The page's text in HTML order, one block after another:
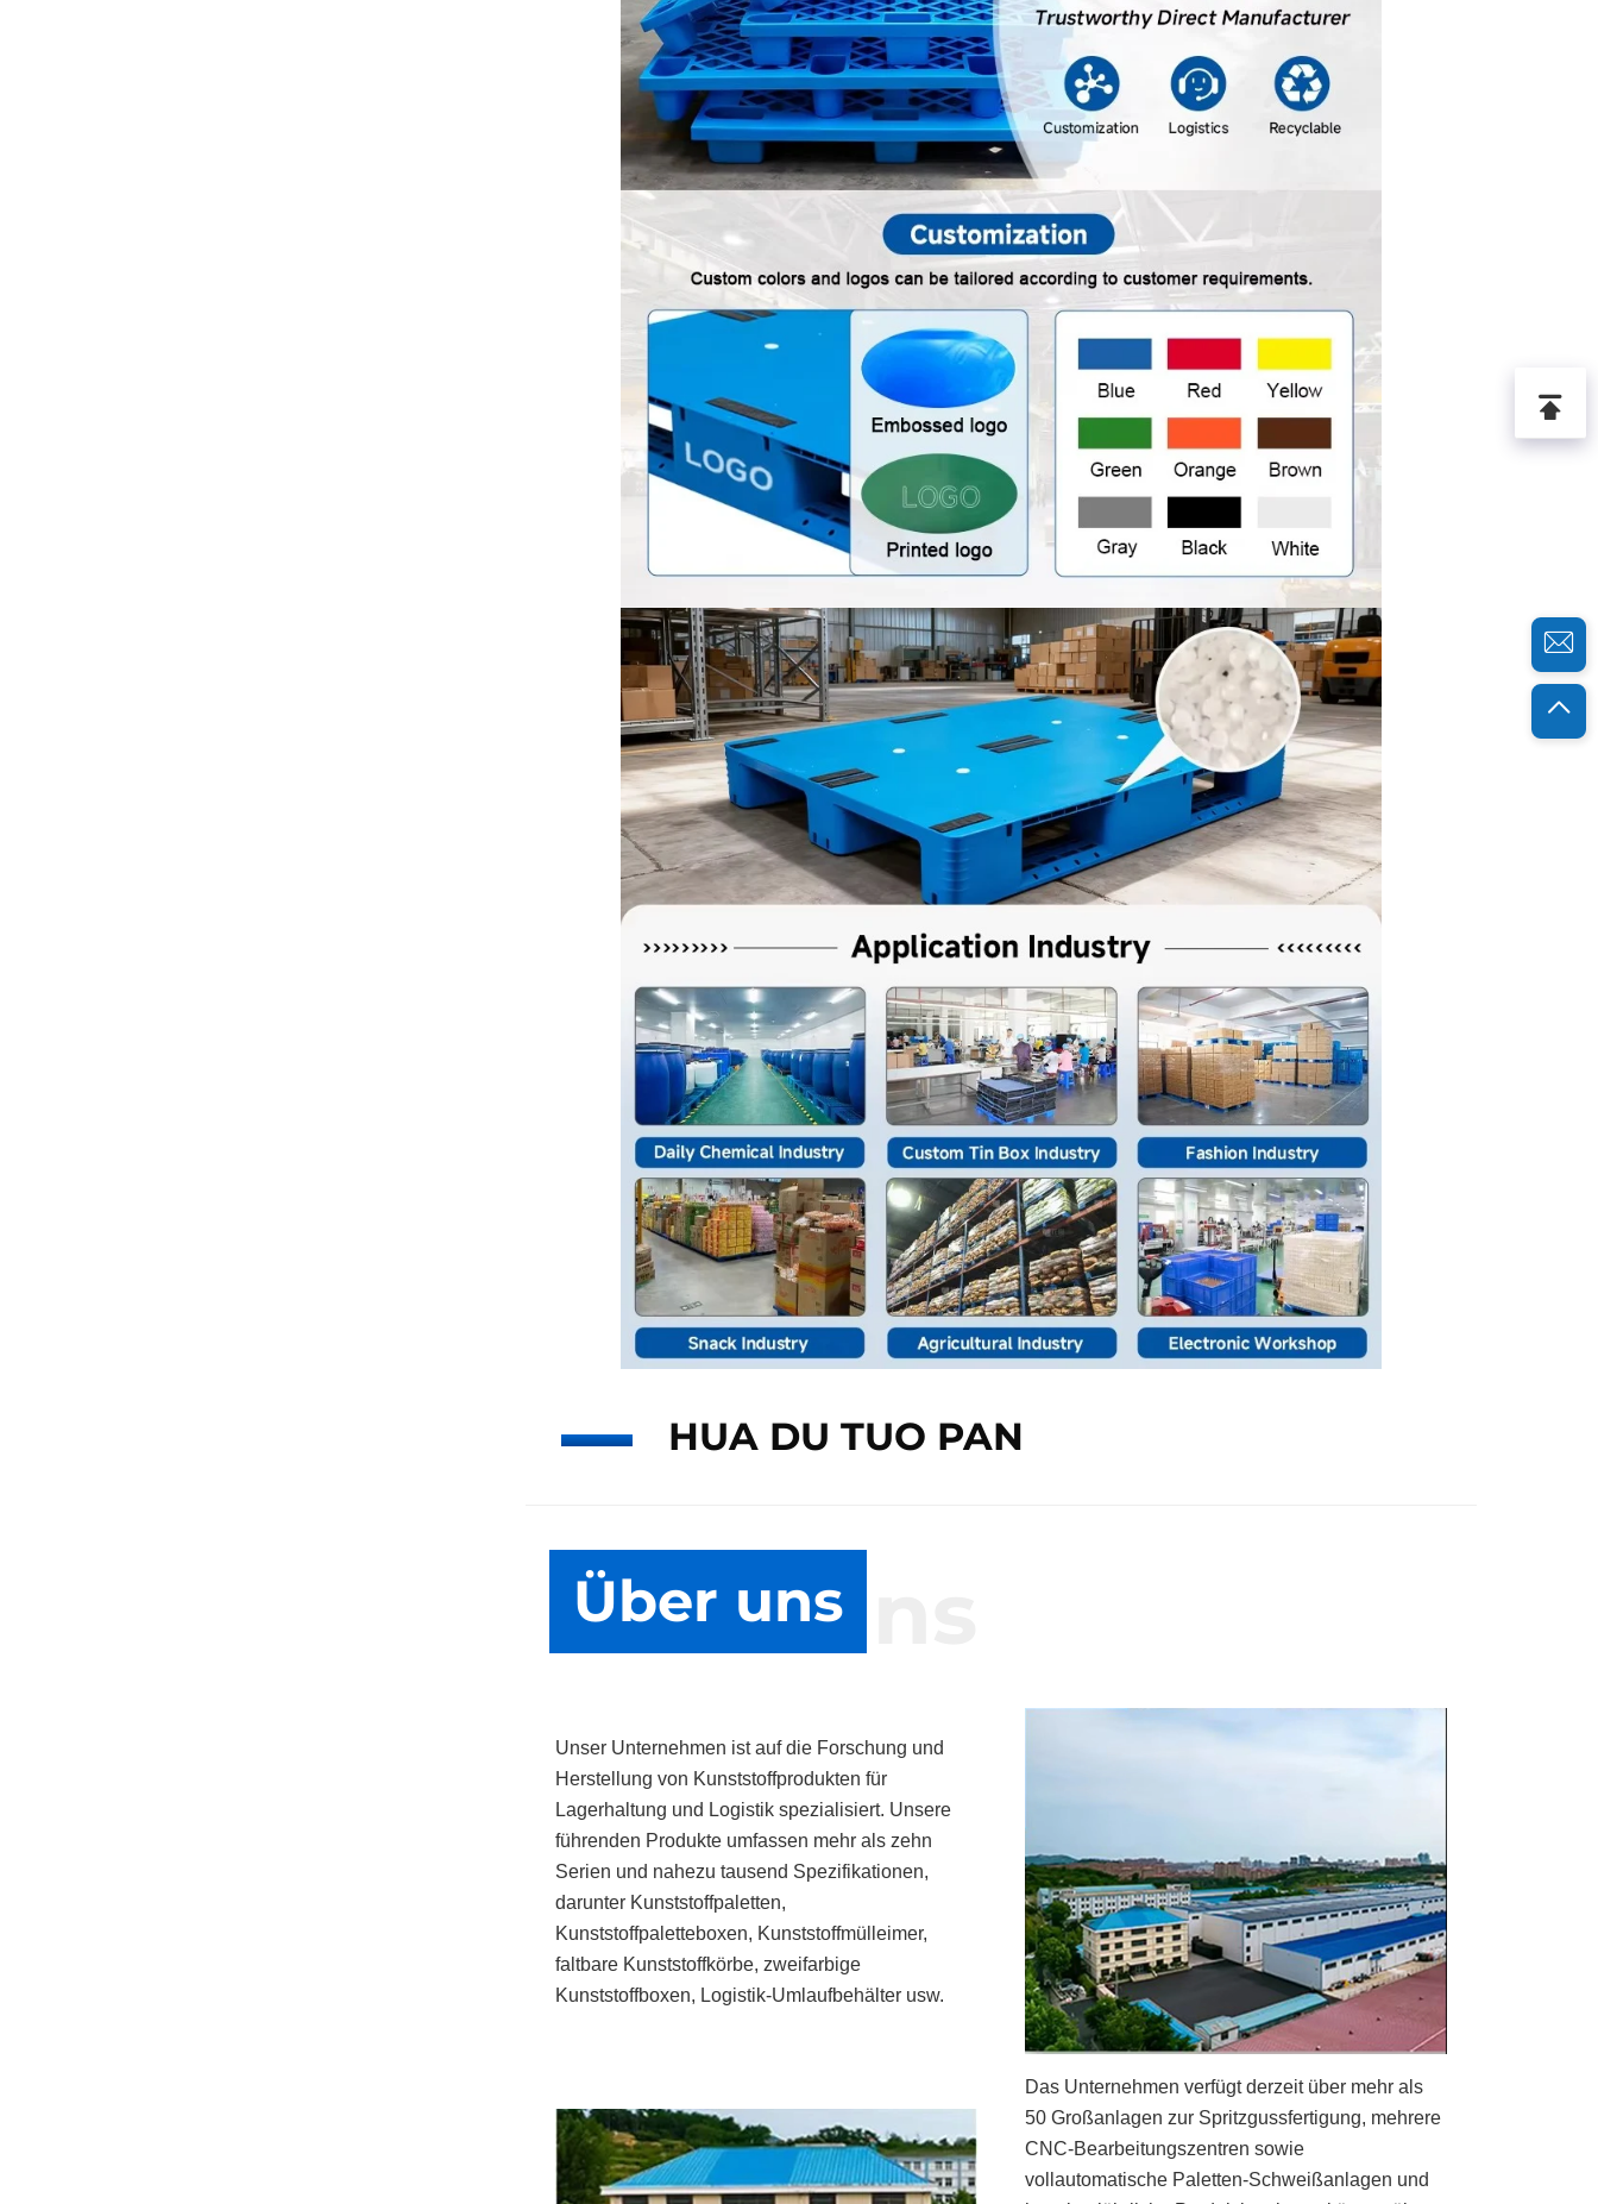
HUA DU TUO PAN
Über uns
Über uns
Unser Unternehmen ist auf die Forschung und
Herstellung von Kunststoffprodukten für
Lagerhaltung und Logistik spezialisiert. Unsere
führenden Produkte umfassen mehr als zehn
Serien und nahezu tausend Spezifikationen,
darunter Kunststoffpaletten,
Kunststoffpaletteboxen, Kunststoffmülleimer,
faltbare Kunststoffkörbe, zweifarbige
Kunststoffboxen, Logistik-Umlaufbehälter usw.
Das Unternehmen verfügt derzeit über mehr als
50 Großanlagen zur Spritzgussfertigung, mehrere
CNC-Bearbeitungszentren sowie
vollautomatische Paletten-Schweißanlagen und